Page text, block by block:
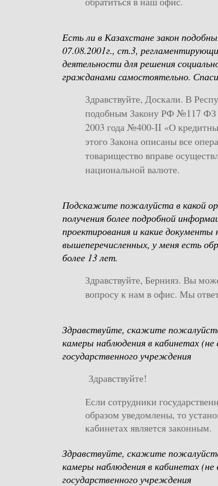
Есть ли в Казахстане закон
07.08.2001г., ст.3,
деятельности для решения
гражданами самостоятельно.
Здравствуйте, Доскали. В
подобным Закону РФ №117 ФЗ
2003 года №400-II «О
этого Закона описаны все
товарищество вправе
национальной валюте.
Подскажите пожалуйста в какой
получения более подробной
проектирования и какие
вышеперечисленных, у меня есть
более 13 лет.
Здравствуйте, Бернияз. Вы
вопросу к нам в офис. Мы
Здравствуйте, скажите
камеры наблюдения в кабинетах (не
государственного учреждения
Здравствуйте!
Если сотрудники
образом уведомлены, то
кабинетах является законным.
Здравствуйте, скажите
камеры наблюдения в кабинетах (не
государственного учреждения